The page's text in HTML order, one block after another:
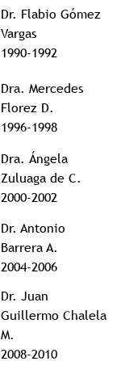
Dr. Flabio Gómez
Vargas
1990-1992
Dra. Mercedes
Florez D.
1996-1998
Dra. Ángela
Zuluaga de C.
2000-2002
Dr. Antonio
Barrera A.
2004-2006
Dr. Juan
Guillermo Chalela
M.
2008-2010